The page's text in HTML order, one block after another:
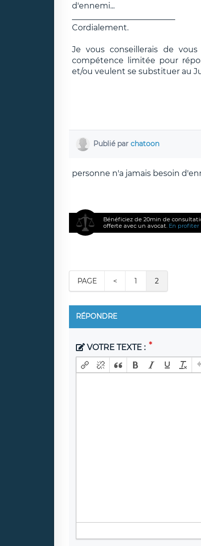
d'ennemi...
Cordialement.
Je vous conseillerais de
compétence limitée pour
et/ou veulent se substituer au
Publié par chatoon
personne n'a jamais besoin
Bénéficiez de 20min de
offerte avec un avocat. En profiter
PAGE < 1 2
RÉPONDRE
VOTRE TEXTE :